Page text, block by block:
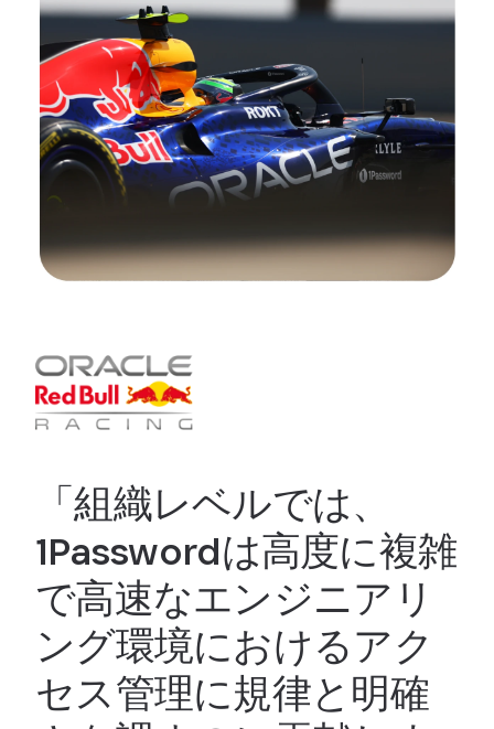
「組織レベルでは、
1Passwordは高度に複雑
で高速なエンジニアリ
ング環境におけるアク
セス管理に規律と明確